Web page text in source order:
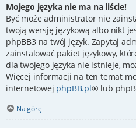
Mojego języka nie ma na liście!
Być może administrator nie
twoją wersję językową albo nikt
phpBB3 na twój język. Zapytaj
zainstalować pakiet językowy,
dla twojego języka nie istnieje,
Więcej informacji na ten temat
internetowej phpBB.pl® lub
Na górę